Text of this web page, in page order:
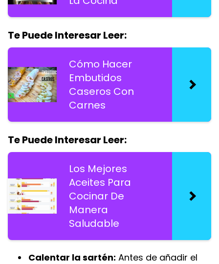
Te Puede Interesar Leer:
Cómo Hacer
Embutidos
Caseros Con
Carnes
Te Puede Interesar Leer:
Los Mejores
Aceites Para
Cocinar De
Manera
Saludable
Calentar la sartén: Antes de añadir el